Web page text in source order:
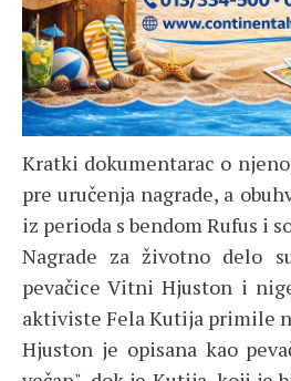
Kratki dokumentarac o
pre uručenja nagrade, a
iz perioda s bendom Rufus i
Nagrade za životno delo
pevačice Vitni Hjuston i
aktiviste Fela Kutija primile
Hjuston je opisana kao